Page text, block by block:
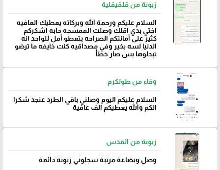
زبونة من قلقيقلية
السلام عليكم ورحمة الله وبركاته يعطيك العافيه
اختي بدي اقلك وصلت الممسحه حابه اشكركم
كثير على أمانتكم الصراحه بتعطو أمل للواحد انه
الدنيا لسه بخير وفي مصداقيه كنت خايفه ما ترضو
تبدلوها بس صار خطأ
وفاء من طولكرم
السلام عليكم اليوم وصلني باقي الطرد عنجد شكرا
الكم والله يعطيكم الف عافية
زبونة من القدس
وصل وبضاعة مرتبة سجلوني زبونة دائمة